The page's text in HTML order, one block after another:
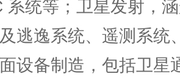
系统等；卫星发射，
逃逸系统、遥测系统
设备制造，包括卫星